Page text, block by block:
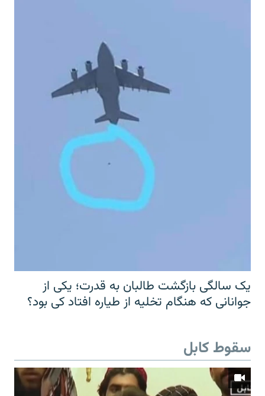
یک سالگی بازگشت طالبان به قدرت؛ یکی از
جوانانی که هنگام تخلیه از طیاره افتاد کی بود؟
سقوط کابل